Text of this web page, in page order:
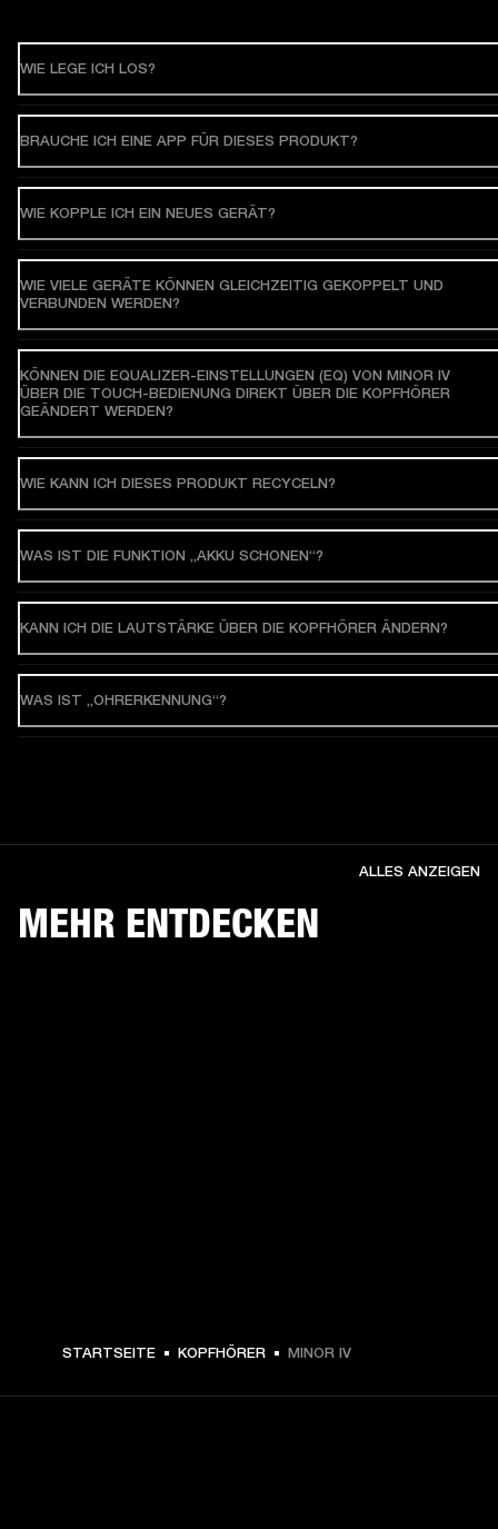
CHF 129 -
WIE LEGE ICH LOS?
BRAUCHE ICH EINE APP FÜR DIESES PRODUKT?
WIE KOPPLE ICH EIN NEUES GERÄT?
WIE VIELE GERÄTE KÖNNEN GLEICHZEITIG GEKOPPELT UND
VERBUNDEN WERDEN?
KÖNNEN DIE EQUALIZER-EINSTELLUNGEN (EQ) VON MINOR IV
ÜBER DIE TOUCH-BEDIENUNG DIREKT ÜBER DIE KOPFHÖRER
GEÄNDERT WERDEN?
WIE KANN ICH DIESES PRODUKT RECYCELN?
WAS IST DIE FUNKTION „AKKU SCHONEN“?
KANN ICH DIE LAUTSTÄRKE ÜBER DIE KOPFHÖRER ÄNDERN?
WAS IST „OHRERKENNUNG“?
MEHR ENTDECKEN
ALLES ANZEIGEN
STARTSEITE KOPFHÖRER MINOR IV